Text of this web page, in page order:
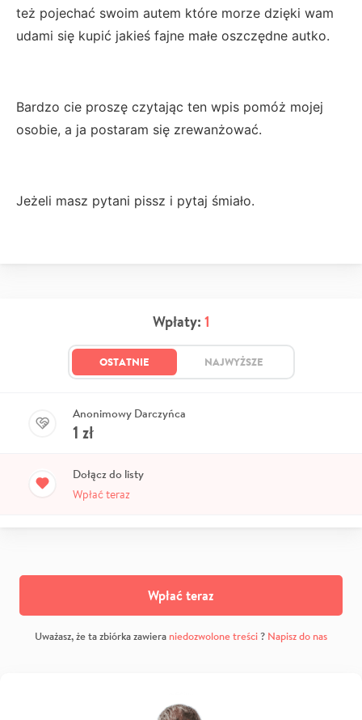
też pojechać swoim autem które morze dzięki wam
udami się kupić jakieś fajne małe oszczędne autko.
Bardzo cie proszę czytając ten wpis pomóż mojej
osobie, a ja postaram się zrewanżować.
Jeżeli masz pytani pissz i pytaj śmiało.
Wpłaty: 1
OSTATNIE NAJWYŻSZE
Anonimowy Darczyńca
1 zł
Dołącz do listy
Wpłać teraz
Wpłać teraz
Uważasz, że ta zbiórka zawiera niedozwolone treści? Napisz do nas